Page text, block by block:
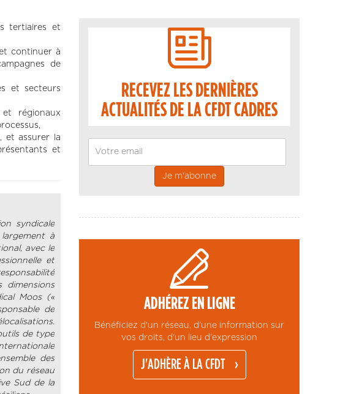
tertiaires et
continuer à
de
et secteurs
régionaux
et assurer la
et
syndicale
à
avec le
et
dimensions
Moos («
de
de type
des
du réseau
Sud de la
RECEVEZ LES DERNIÈRES
ACTUALITÉS DE LA CFDT CADRES
ADHÉREZ EN LIGNE
Bénéficiez d'un réseau, d'une information sur
vos droits, d'un lieu d'expression
J'ADHÈRE À LA CFDT